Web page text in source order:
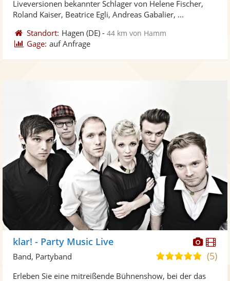
Sternen
Liveversionen bekannter Schlager von Helene Fischer,
Roland Kaiser, Beatrice Egli, Andreas Gabalier, ...
Standort: Hagen (DE) -44 km von Hamm
Gage: auf Anfrage
klar! - Party Music Live
5,0(5)
Band, Partyband
Erleben Sie eine mitreißende Bühnenshow, bei der das